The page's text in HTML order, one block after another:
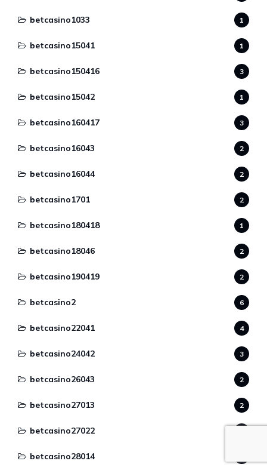
betcasino1033 1
betcasino15041 1
betcasino150416 3
betcasino15042 1
betcasino160417 3
betcasino16043 2
betcasino16044 2
betcasino1701 2
betcasino180418 1
betcasino18046 2
betcasino190419 2
betcasino2 6
betcasino22041 4
betcasino24042 3
betcasino26043 2
betcasino27013 2
betcasino27022
betcasino28014